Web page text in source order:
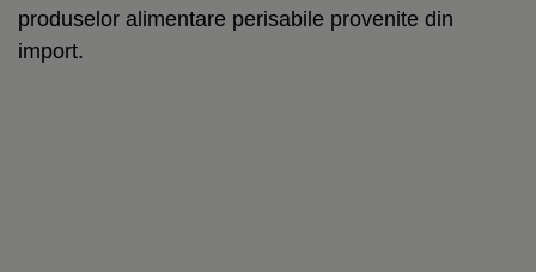
produselor alimentare perisabile provenite din
import.